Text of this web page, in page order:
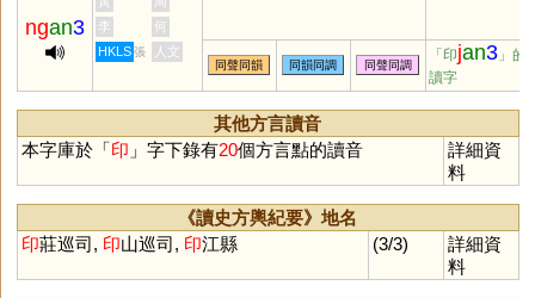
ngan3
李
何
HKLS 張 人文
同聲同韻 同韻同調 同聲同調
「印jan3 」的
讀字
其他方言讀音
本字庫於「印 」字下錄有20個方言點的讀音
詳細資
料
《讀史方輿紀要》地名
印莊巡司, 印山巡司, 印江縣 (3/3)
詳細資
料